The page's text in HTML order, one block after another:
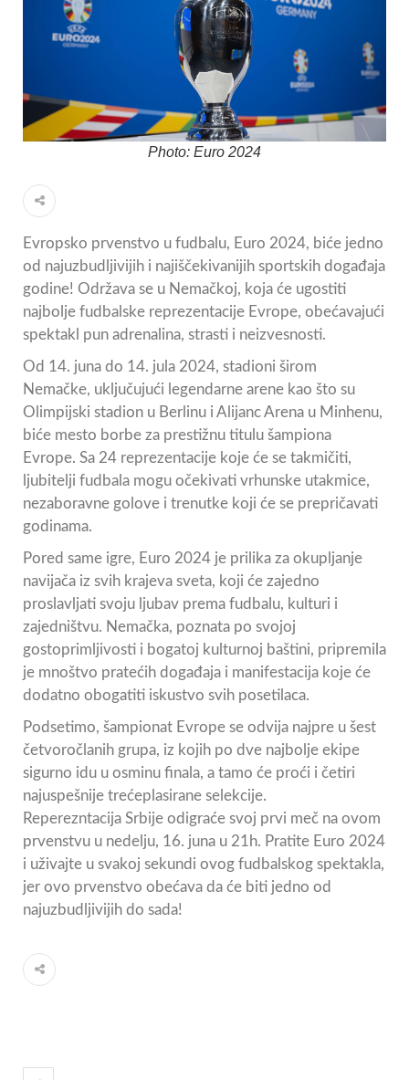
Photo: Euro 2024
Evropsko prvenstvo u fudbalu, Euro 2024, biće jedno
od najuzbudljivijih i najiščekivanijih sportskih događaja
godine! Održava se u Nemačkoj, koja će ugostiti
najbolje fudbalske reprezentacije Evrope, obećavajući
spektakl pun adrenalina, strasti i neizvesnosti.
Od 14. juna do 14. jula 2024, stadioni širom
Nemačke, uključujući legendarne arene kao što su
Olimpijski stadion u Berlinu i Alijanc Arena u Minhenu,
biće mesto borbe za prestižnu titulu šampiona
Evrope. Sa 24 reprezentacije koje će se takmičiti,
ljubitelji fudbala mogu očekivati vrhunske utakmice,
nezaboravne golove i trenutke koji će se prepričavati
godinama.
Pored same igre, Euro 2024 je prilika za okupljanje
navijača iz svih krajeva sveta, koji će zajedno
proslavljati svoju ljubav prema fudbalu, kulturi i
zajedništvu. Nemačka, poznata po svojoj
gostoprimljivosti i bogatoj kulturnoj baštini, pripremila
je mnoštvo pratećih događaja i manifestacija koje će
dodatno obogatiti iskustvo svih posetilaca.
Podsetimo, šampionat Evrope se odvija najpre u šest
četvoročlanih grupa, iz kojih po dve najbolje ekipe
sigurno idu u osminu finala, a tamo će proći i četiri
najuspešnije trećeplasirane selekcije.
Reperezntacija Srbije odigraće svoj prvi meč na ovom
prvenstvu u nedelju, 16. juna u 21h. Pratite Euro 2024
i uživajte u svakoj sekundi ovog fudbalskog spektakla,
jer ovo prvenstvo obećava da će biti jedno od
najuzbudljivijih do sada!